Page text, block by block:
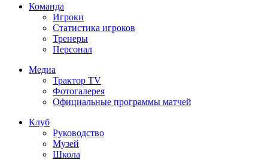
Команда
Игроки
Статистика игроков
Тренеры
Персонал
Медиа
Трактор TV
Фотогалерея
Официальные программы матчей
Клуб
Руководство
Музей
Школа